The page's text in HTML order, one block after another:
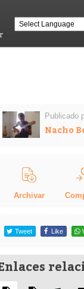
Publicado
Nacho
Archivar
Tweet Like